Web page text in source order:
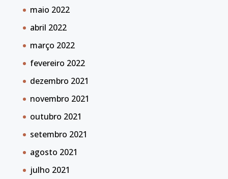
maio 2022
abril 2022
março 2022
fevereiro 2022
dezembro 2021
novembro 2021
outubro 2021
setembro 2021
agosto 2021
julho 2021